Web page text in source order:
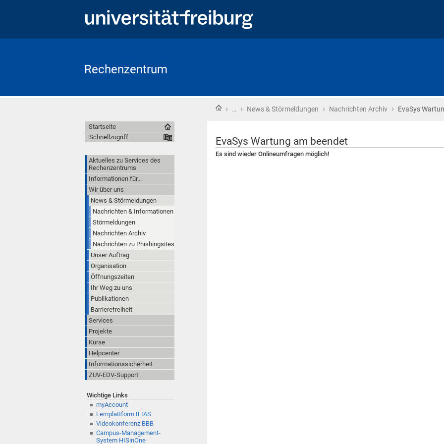
Rechenzentrum
Startseite
› … › News & Störmeldungen › Nachrichten Archiv › EvaSys
EvaSys Wartung am beendet
Es sind wieder Onlineumfragen möglich!
Startseite
Schnellzugriff
Aktuelles zu Services des
Rechenzentrums
Informationen für...
Wir über uns
News & Störmeldungen
Nachrichten & Informationen
Störmeldungen
Nachrichten Archiv
Nachrichten zu Phishingsites
Unser Auftrag
Organisation
Öffnungszeiten
Ihr Weg zu uns
Publikationen
Barrierefreiheit
Services
Projekte
Kurse
Helpcenter
Informationssicherheit
ZUV-EDV-Support
Wichtige Links
myAccount
Lernplattform ILIAS
Videokonferenz BBB
Campus-Management-
System HISinOne